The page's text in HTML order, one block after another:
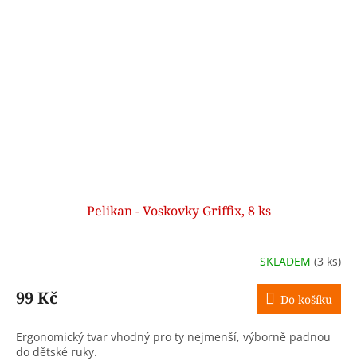
Pelikan - Voskovky Griffix, 8 ks
SKLADEM (3 ks)
99 Kč Do košíku
Ergonomický tvar vhodný pro ty nejmenší, výborně padnou
do dětské ruky.